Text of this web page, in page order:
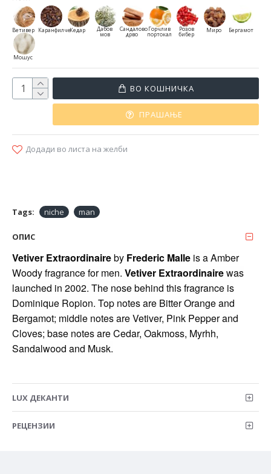
Ветивер КаранфилчеКедар Дабов
мов
Сандалово
дрво
Горчлив
портокал
Розов
бибер
Миро Бергамот
Мошус
ВО КОШНИЧКА
ПРАШАЊЕ
Додади во листа на желби
Tags: niche man
ОПИС
Vetiver Extraordinaireby Frederic Malle is a Amber
Woody fragrance for men. Vetiver Extraordinairewas
launched in 2002. The nose behind this fragrance is
Dominique Ropion. Top notes are Bitter Orange and
Bergamot; middle notes are Vetiver, Pink Pepper and
Cloves; base notes are Cedar, Oakmoss, Myrhh,
Sandalwood and Musk.
LUX ДЕКАНТИ
РЕЦЕНЗИИ